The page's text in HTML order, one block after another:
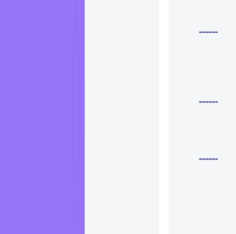
------
------
------